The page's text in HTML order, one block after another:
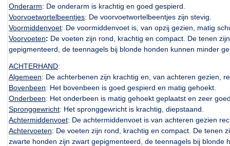
Onderarm: De onderarm is krachtig en goed gespierd.
Voorvoetwortelbeentjes: De voorvoetwortelbeentjes zijn stevig.
Voormiddenvoet: De voormiddenvoet is, van opzij gezien, matig
Voorvoeten: De voeten zijn rond, krachtig en compact. De tenen
gepigmenteerd, de teennagels bij blonde honden kunnen minder
ACHTERHAND:
Algemeen: De achterbenen zijn krachtig en, van achteren gezien,
Bovenbeen: Het bovenbeen is goed gespierd en matig gehoekt.
Onderbeen: Het onderbeen is matig gehoekt geplaatst en zeer
Spronggewricht: Het spronggewricht is krachtig, diepstaand.
Achtermiddenvoet: De achtermiddenvoet is van achteren gezien
Achtervoeten: De voeten zijn rond, krachtig en compact. De tenen
zwarte honden zijn zwart gepigmenteerd, de teennagels bij blonde